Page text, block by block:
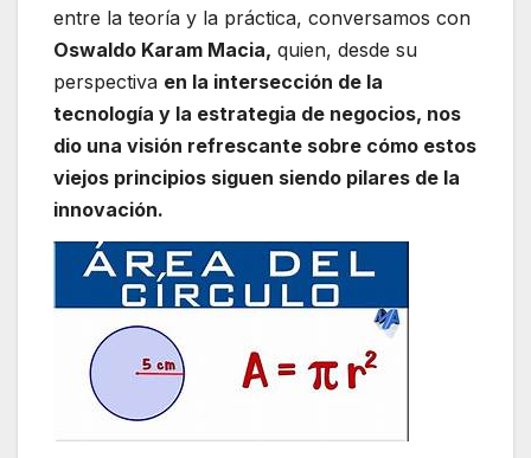
entre la teoría y la práctica, conversamos con
Oswaldo Karam Macia, quien, desde su
perspectiva en la intersección de la
tecnología y la estrategia de negocios, nos
dio una visión refrescante sobre cómo estos
viejos principios siguen siendo pilares de la
innovación.